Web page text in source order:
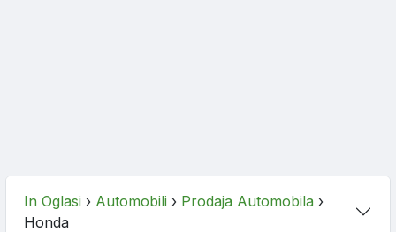
In Oglasi › Automobili › Prodaja Automobila ›
Honda